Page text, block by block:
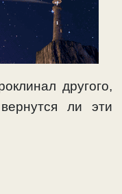
другого,
ли эти